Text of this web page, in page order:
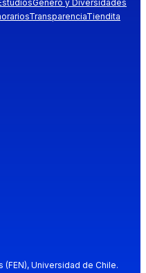
Género y Diversidades
TransparenciaTiendita
Universidad de Chile.